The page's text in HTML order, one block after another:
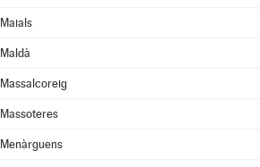
Maials
Maldà
Massalcoreig
Massoteres
Menàrguens